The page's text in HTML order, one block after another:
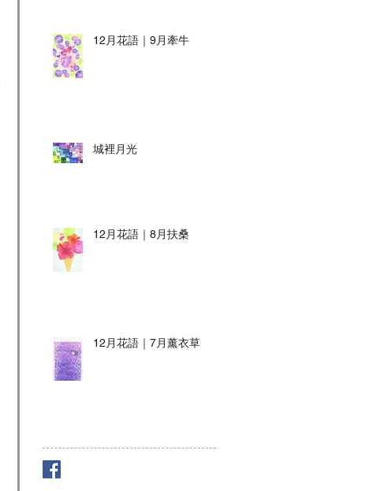
12月花語｜9月牽牛
城裡月光
12月花語｜8月扶桑
12月花語｜7月薰衣草